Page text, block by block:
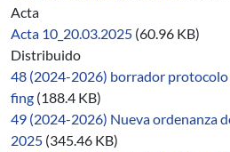
Acta
Acta 10_20.03.2025 (60.96 KB)
Distribuido
48 (2024-2026) borrador protocolo
fing (188.4 KB)
49 (2024-2026) Nueva ordenanza
2025 (345.46 KB)